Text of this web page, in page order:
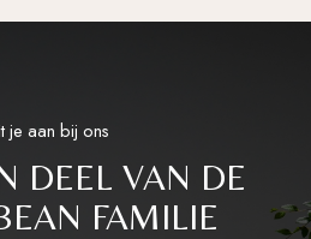
je aan bij ons
DEEL VAN DE
FAMILIE